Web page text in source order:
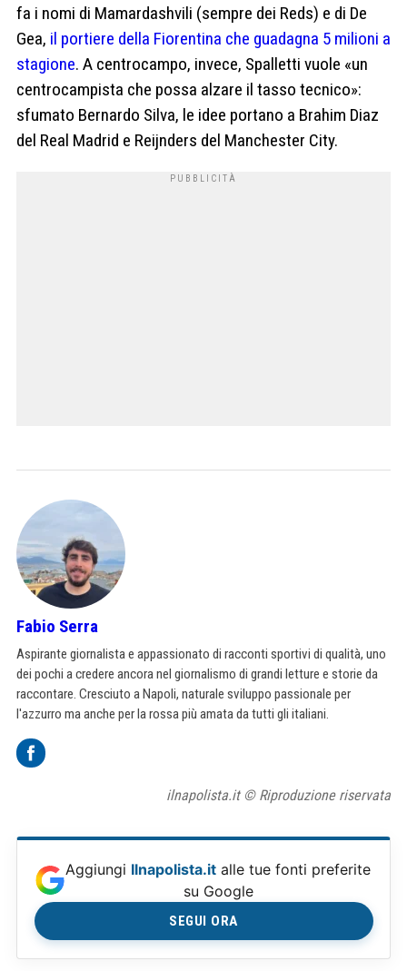
fa i nomi di Mamardashvili (sempre dei Reds) e di De
Gea, il portiere della Fiorentina che guadagna 5 milioni a
stagione. A centrocampo, invece, Spalletti vuole «un
centrocampista che possa alzare il tasso tecnico»:
sfumato Bernardo Silva, le idee portano a Brahim Diaz
del Real Madrid e Reijnders del Manchester City.
Fabio Serra
Aspirante giornalista e appassionato di racconti sportivi di qualità, uno
dei pochi a credere ancora nel giornalismo di grandi letture e storie da
raccontare. Cresciuto a Napoli, naturale sviluppo passionale per
l'azzurro ma anche per la rossa più amata da tutti gli italiani.
ilnapolista.it © Riproduzione riservata
Aggiungi Ilnapolista.it alle tue fonti preferite
su Google
SEGUI ORA